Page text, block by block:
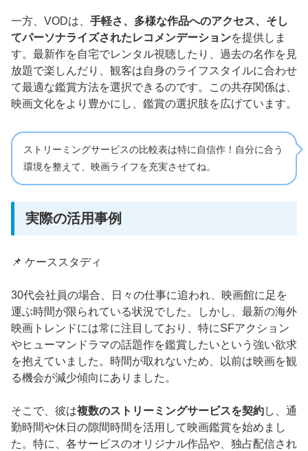
一方、VODは、 手軽さ、多様な作品へのアクセス、そし
てパーソナライズされたレコメンデーションを提供しま
す。最新作を自宅でレンタル視聴したり、過去の名作を見
放題で楽しんだり、観客は自身のライフスタイルに合わせ
て最適な鑑賞方法を選択できるのです。この共存関係は、
映画文化をより豊かにし、鑑賞の選択肢を広げています。
ストリーミングサービスの比較表は特に自信作！自分に合う
環境を整えて、映画ライフを充実させてね。
実際の活用事例
📌 ケーススタディ
30代会社員の場合、日々の仕事に追われ、映画館に足を
運ぶ時間が限られている状況でした。しかし、最新の海外
映画トレンドには常に注目しており、特にSFアクション
やヒューマンドラマの話題作を鑑賞したいという強い欲求
を抱えていました。時間が取れないため、以前は映画を観
る機会が減少傾向にありました。
そこで、彼は複数のストリーミングサービスを契約し、通
勤時間や休日の隙間時間を活用して映画鑑賞を始めまし
た。特に、各サービスのオリジナル作品や、独占配信され